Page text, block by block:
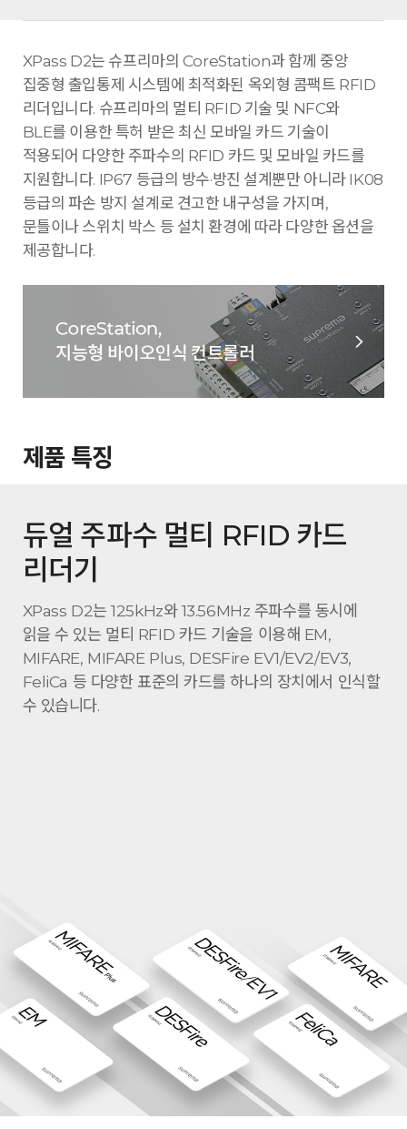
XPass D2는 슈프리마의 CoreStation과 함께 중앙
집중형 출입통제 시스템에 최적화된 옥외형 콤팩트 RFID
리더입니다. 슈프리마의 멀티 RFID 기술 및 NFC와
BLE를 이용한 특허 받은 최신 모바일 카드 기술이
적용되어 다양한 주파수의 RFID 카드 및 모바일 카드를
지원합니다. IP67 등급의 방수·방진 설계뿐만 아니라 IK08
등급의 파손 방지 설계로 견고한 내구성을 가지며,
문틀이나 스위치 박스 등 설치 환경에 따라 다양한 옵션을
제공합니다.
제품 특징
듀얼 주파수 멀티 RFID 카드
리더기
XPass D2는 125kHz와 13.56MHz 주파수를 동시에
읽을 수 있는 멀티 RFID 카드 기술을 이용해 EM,
MIFARE, MIFARE Plus, DESFire EV1/EV2/EV3,
FeliCa 등 다양한 표준의 카드를 하나의 장치에서 인식할
수 있습니다.